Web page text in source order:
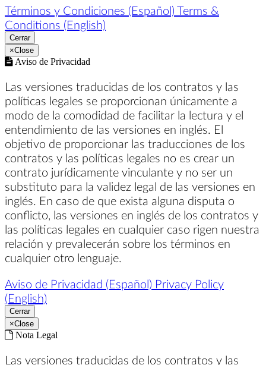
Términos y Condiciones (Español) Terms &
Conditions (English)
Cerrar
×Close
Aviso de Privacidad
Las versiones traducidas de los contratos y las
políticas legales se proporcionan únicamente a
modo de la comodidad de facilitar la lectura y el
entendimiento de las versiones en inglés. El
objetivo de proporcionar las traducciones de los
contratos y las políticas legales no es crear un
contrato jurídicamente vinculante y no ser un
substituto para la validez legal de las versiones en
inglés. En caso de que exista alguna disputa o
conflicto, las versiones en inglés de los contratos y
las políticas legales en cualquier caso rigen nuestra
relación y prevalecerán sobre los términos en
cualquier otro lenguaje.
Aviso de Privacidad (Español) Privacy Policy
(English)
Cerrar
×Close
Nota Legal
Las versiones traducidas de los contratos y las